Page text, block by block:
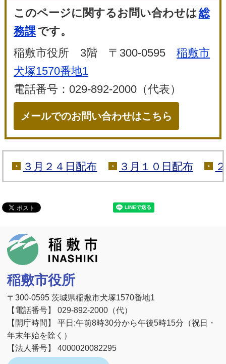
このページに関するお問い合わせは 総
務課です。
稲敷市役所 3階 〒300-0595稲敷市
犬塚1570番地1
電話番号：029-892-2000（代表）
メールでのお問い合わせはこちら
３月２４日配布 ３月１０日配布
稲敷市役所
〒300-0595 茨城県稲敷市犬塚1570番地1
【電話番号】 029-892-2000（代）
【開庁時間】 平日:午前8時30分から午後5時15分（祝日・
年末年始を除く）
【法人番号】 4000020082295